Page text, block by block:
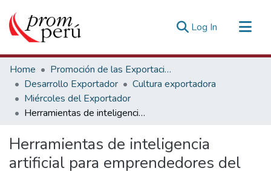
Log In (current)
Communities & Collections
All of DSpace
Statistics
Estadísticas Externas
Home
Promoción de las Exportaciones
Desarrollo Exportador
Cultura exportadora
Miércoles del Exportador
Herramientas de inteligencia artificial para emprendedores del sector exportador - 11 junio 2025
Herramientas de inteligencia
artificial para emprendedores del